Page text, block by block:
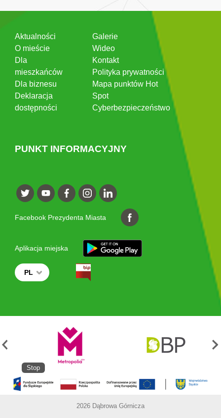
Aktualności
O mieście
Dla
mieszkańców
Dla biznesu
Deklaracja
dostępności
Galerie
Wideo
Kontakt
Polityka prywatności
Mapa punktów Hot
Spot
Cyberbezpieczeństwo
PUNKT INFORMACYJNY
Facebook Prezydenta Miasta
Aplikacja miejska
PL
Stop
2026 Dąbrowa Górnicza